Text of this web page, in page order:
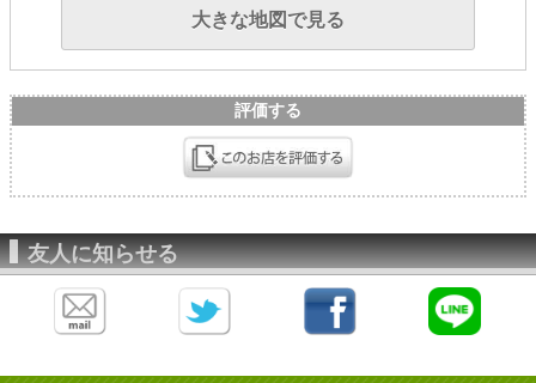
大きな地図で見る
評価する
友人に知らせる